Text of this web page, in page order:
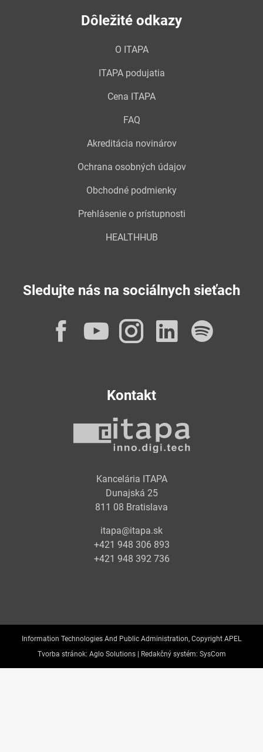
Dôležité odkazy
O ITAPA
ITAPA podujatia
Cena ITAPA
FAQ
Akreditácia novinárov
Ochrana osobných údajov
Obchodné podmienky
Prehlásenie o prístupnosti
HEALTHHUB
Sledujte nás na sociálnych sieťach
Facebook
YouTube
Instagram
Kontakt
Kancelária ITAPA
Dunajská 25
811 08 Bratislava
itapa@itapa.sk
+421 948 306 893
+421 948 392 736
Information Technologies And Public Administration, Copyright APEL
Tvorba stránok: Aglo Solutions | Redakčný systém: SysCom